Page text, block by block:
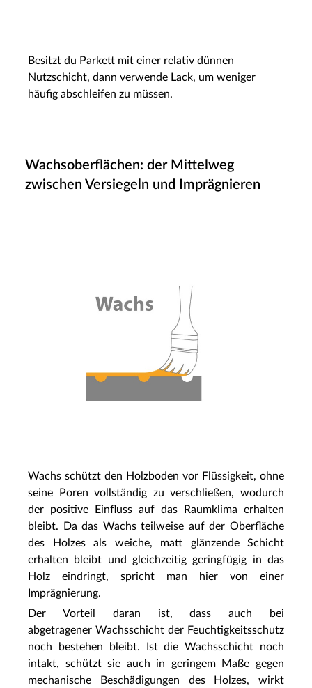
Besitzt du Parkett mit einer relativ dünnen
Nutzschicht, dann verwende Lack, um weniger
häufig abschleifen zu müssen.
Wachsoberflächen: der Mittelweg
zwischen Versiegeln und Imprägnieren
Wachs schützt den Holzboden vor Flüssigkeit, ohne
seine Poren vollständig zu verschließen, wodurch
der positive Einfluss auf das Raumklima erhalten
bleibt. Da das Wachs teilweise auf der Oberfläche
des Holzes als weiche, matt glänzende Schicht
erhalten bleibt und gleichzeitig geringfügig in das
Holz eindringt, spricht man hier von einer
Imprägnierung.
Der Vorteil daran ist, dass auch bei
abgetragener Wachsschicht der Feuchtigkeitsschutz
noch bestehen bleibt. Ist die Wachsschicht noch
intakt, schützt sie auch in geringem Maße gegen
mechanische Beschädigungen des Holzes, wirkt